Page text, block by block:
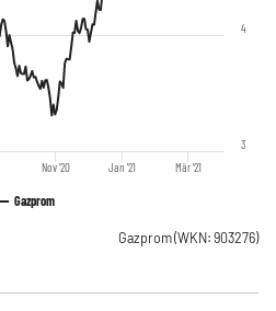
Gazprom
Nov '20 Jan '21 Mär '21
3
4
Gazprom(WKN: 903276)